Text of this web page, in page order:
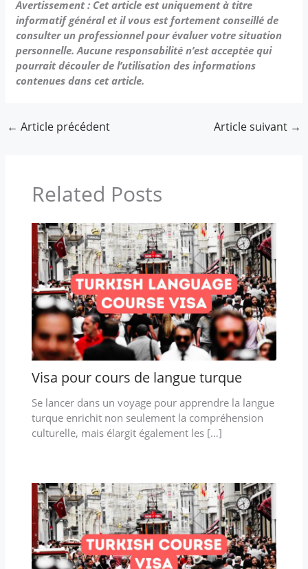
Avertissement : Cet article est uniquement à titre
informatif général et il vous est fortement conseillé de
consulter un professionnel pour évaluer votre situation
personnelle. Aucune responsabilité n’est acceptée qui
pourrait découler de l’utilisation des informations
contenues dans cet article.
← Article précédent Article suivant →
Related Posts
Visa pour cours de langue turque
Se lancer dans un voyage pour apprendre la langue
turque enrichit non seulement la compréhension
culturelle, mais élargit également les […]